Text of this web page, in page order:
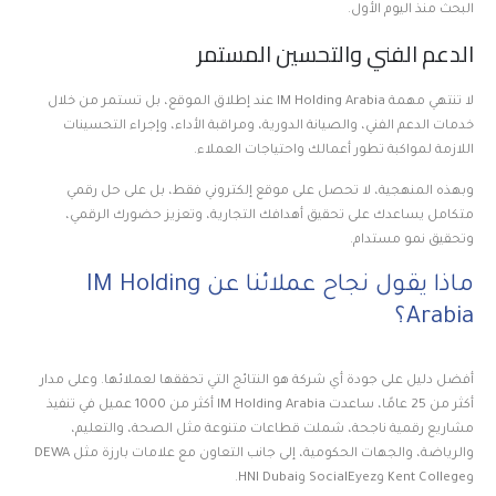
البحث منذ اليوم الأول.
الدعم الفني والتحسين المستمر
لا تنتهي مهمة IM Holding Arabia عند إطلاق الموقع، بل تستمر من خلال
خدمات الدعم الفني، والصيانة الدورية، ومراقبة الأداء، وإجراء التحسينات
اللازمة لمواكبة تطور أعمالك واحتياجات العملاء.
وبهذه المنهجية، لا تحصل على موقع إلكتروني فقط، بل على حل رقمي
متكامل يساعدك على تحقيق أهدافك التجارية، وتعزيز حضورك الرقمي،
وتحقيق نمو مستدام.
ماذا يقول نجاح عملائنا عن IM Holding
Arabia؟
أفضل دليل على جودة أي شركة هو النتائج التي تحققها لعملائها. وعلى مدار
أكثر من 25 عامًا، ساعدت IM Holding Arabia أكثر من 1000 عميل في تنفيذ
مشاريع رقمية ناجحة، شملت قطاعات متنوعة مثل الصحة، والتعليم،
والرياضة، والجهات الحكومية، إلى جانب التعاون مع علامات بارزة مثل DEWA
وKent College وSocialEyez وHNI Dubai.